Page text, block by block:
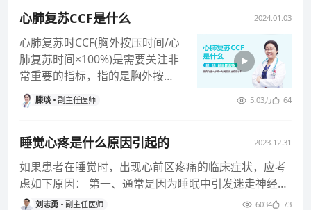
心肺复苏CCF是什么 2024.01.03
心肺复苏时CCF(胸外按压时间/心
肺复苏时间×100%)是需要关注非
常重要的指标，指的是胸外按压
占整个心肺复苏的时间比值
滕琰 副主任医师 5.03万 64
睡觉心疼是什么原因引起的 2023.12.31
如果患者在睡觉时，出现心前区疼痛的临床症状，应考
虑如下原因： 第一、通常是因为睡眠中引发迷走神经牵
张反射，迷走神经兴奋性
刘志勇 副主任医师 6034 73